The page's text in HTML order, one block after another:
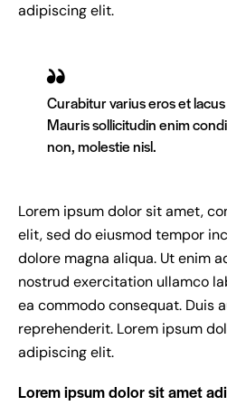
adipiscing elit.
Curabitur varius eros et
Mauris sollicitudin enim
non, molestie nisl.
Lorem ipsum dolor sit amet,
elit, sed do eiusmod tempor
dolore magna aliqua. Ut enim
nostrud exercitation ullamco
ea commodo consequat. Duis
reprehenderit. Lorem ipsum
adipiscing elit.
Lorem ipsum dolor sit amet